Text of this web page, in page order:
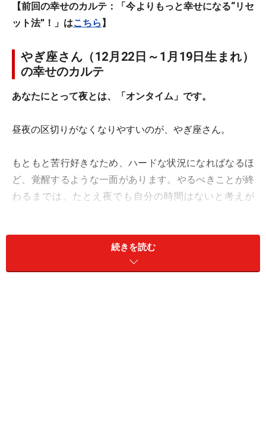
【前回の幸せのカルテ：「今よりもっと幸せになる“リセ
ット法”！」はこちら 】
やぎ座さん（12月22日～1月19日生まれ）
の幸せのカルテ
あなたにとって夜とは、「オンタイム」です。
昼夜の区切りがなくなりやすいのが、やぎ座さん。
もともと苦行好きなため、ハードな状況になればなるほ
ど、覚醒するような一面があります。やるべきことが終
わるまでは、たとえ夜でも自分の時間はないと考えが
夜になったらやろうと思っていたことを持ち越しやすい
続きを読む